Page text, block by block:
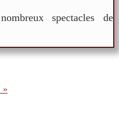
spectacles de
»